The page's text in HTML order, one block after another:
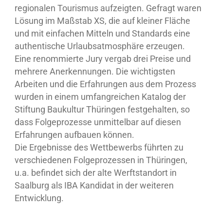
regionalen Tourismus aufzeigten. Gefragt waren
Lösung im Maßstab XS, die auf kleiner Fläche
und mit einfachen Mitteln und Standards eine
authentische Urlaubsatmosphäre erzeugen.
Eine renommierte Jury vergab drei Preise und
mehrere Anerkennungen. Die wichtigsten
Arbeiten und die Erfahrungen aus dem Prozess
wurden in einem umfangreichen Katalog der
Stiftung Baukultur Thüringen festgehalten, so
dass Folgeprozesse unmittelbar auf diesen
Erfahrungen aufbauen können.
Die Ergebnisse des Wettbewerbs führten zu
verschiedenen Folgeprozessen in Thüringen,
u.a. befindet sich der alte Werftstandort in
Saalburg als IBA Kandidat in der weiteren
Entwicklung.